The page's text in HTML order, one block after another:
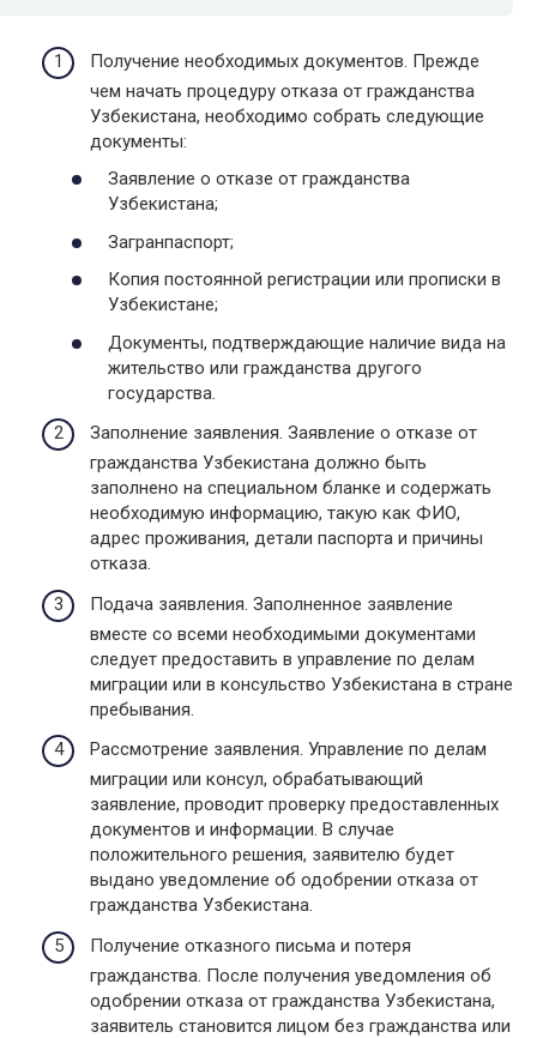
Получение необходимых документов. Прежде
чем начать процедуру отказа от гражданства
Узбекистана, необходимо собрать следующие
документы:
Заявление о отказе от гражданства
Узбекистана;
Загранпаспорт;
Копия постоянной регистрации или прописки в
Узбекистане;
Документы, подтверждающие наличие вида на
жительство или гражданства другого
государства.
Заполнение заявления. Заявление о отказе от
гражданства Узбекистана должно быть
заполнено на специальном бланке и содержать
необходимую информацию, такую как ФИО,
адрес проживания, детали паспорта и причины
отказа.
Подача заявления. Заполненное заявление
вместе со всеми необходимыми документами
следует предоставить в управление по делам
миграции или в консульство Узбекистана в стране
пребывания.
Рассмотрение заявления. Управление по делам
миграции или консул, обрабатывающий
заявление, проводит проверку предоставленных
документов и информации. В случае
положительного решения, заявителю будет
выдано уведомление об одобрении отказа от
гражданства Узбекистана.
Получение отказного письма и потеря
гражданства. После получения уведомления об
одобрении отказа от гражданства Узбекистана,
заявитель становится лицом без гражданства или